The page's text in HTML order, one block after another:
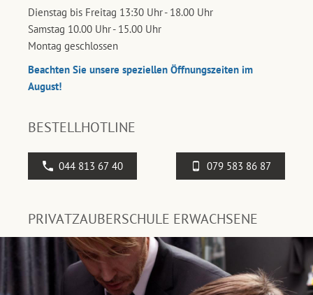
Dienstag bis Freitag 13:30 Uhr - 18.00 Uhr
Samstag 10.00 Uhr - 15.00 Uhr
Montag geschlossen
Beachten Sie unsere speziellen Öffnungszeiten im
August!
BESTELLHOTLINE
044 813 67 40 079 583 86 87
PRIVATZAUBERSCHULE ERWACHSENE